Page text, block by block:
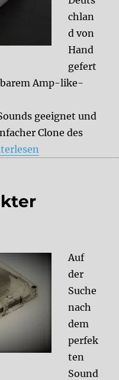
chlan
d von
Hand
gefert
Amp-like-
geeignet und
Clone des
Royal TS II
Auf
der
Suche
nach
dem
perfek
ten
Sound